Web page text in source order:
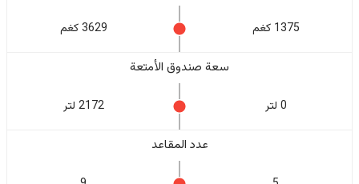
1375 كغم 3629 كغم
سعة صندوق الأمتعة
0 لتر 2172 لتر
عدد المقاعد